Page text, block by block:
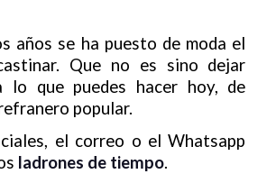
años se ha puesto de moda el
Que no es sino dejar
lo que puedes hacer hoy, de
popular.
el correo o el Whatsapp
ladrones de tiempo.